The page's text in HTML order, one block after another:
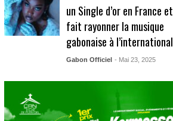
un Single d’or en France et
fait rayonner la musique
gabonaise à l’international
Gabon Officiel - Mai 23, 2025